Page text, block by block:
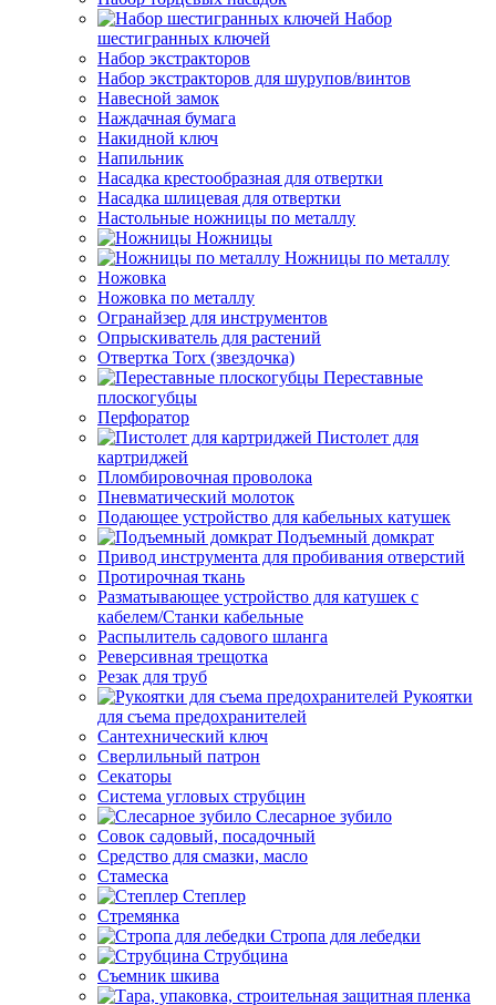
Набор
шестигранных ключей
Набор экстракторов
Набор экстракторов для шурупов/винтов
Навесной замок
Наждачная бумага
Накидной ключ
Напильник
Насадка крестообразная для отвертки
Насадка шлицевая для отвертки
Настольные ножницы по металлу
Ножницы
Ножницы по металлу
Ножовка
Ножовка по металлу
Огранайзер для инструментов
Опрыскиватель для растений
Отвертка Torx (звездочка)
Переставные
плоскогубцы
Перфоратор
Пистолет для
картриджей
Пломбировочная проволока
Пневматический молоток
Подающее устройство для кабельных катушек
Подъемный домкрат
Привод инструмента для пробивания отверстий
Протирочная ткань
Разматывающее устройство для катушек с
кабелем/Станки кабельные
Распылитель садового шланга
Реверсивная трещотка
Резак для труб
Рукоятки
для съема предохранителей
Сантехнический ключ
Сверлильный патрон
Секаторы
Система угловых струбцин
Слесарное зубило
Совок садовый, посадочный
Средство для смазки, масло
Стамеска
Степлер
Стремянка
Стропа для лебедки
Струбцина
Съемник шкива